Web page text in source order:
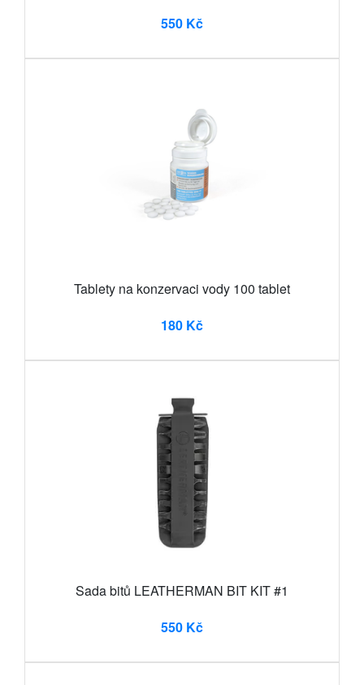
550 Kč
Tablety na konzervaci vody 100 tablet
180 Kč
Sada bitů LEATHERMAN BIT KIT #1
550 Kč